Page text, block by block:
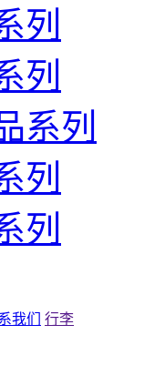
列
列
系列
列
列
我们
行李